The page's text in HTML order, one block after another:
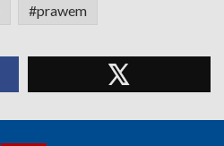
#prawem